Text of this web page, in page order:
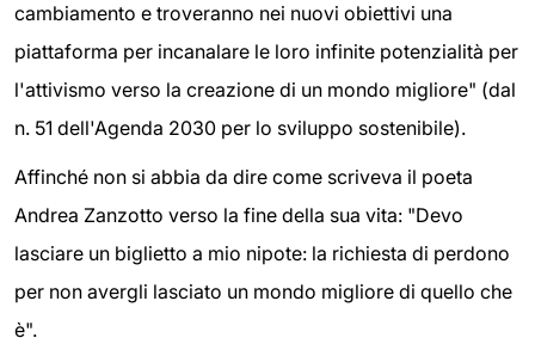
cambiamento e troveranno nei nuovi obiettivi una
piattaforma per incanalare le loro infinite potenzialità per
l'attivismo verso la creazione di un mondo migliore" (dal
n. 51 dell'Agenda 2030 per lo sviluppo sostenibile).
Affinché non si abbia da dire come scriveva il poeta
Andrea Zanzotto verso la fine della sua vita: "Devo
lasciare un biglietto a mio nipote: la richiesta di perdono
per non avergli lasciato un mondo migliore di quello che
è".